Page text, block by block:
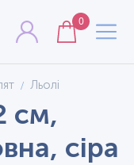
0
Льолі
см,
сіра